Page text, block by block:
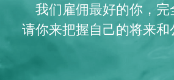
我们雇佣最好的你，完
请你来把握自己的将来和